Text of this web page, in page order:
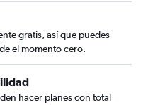
gratis, así que puedes
el momento cero.
hacer planes con total